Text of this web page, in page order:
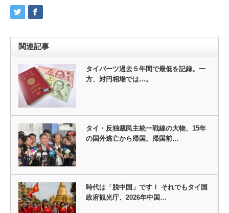
関連記事
タイバーツ過去５年間で最低を記録。一
方、対円相場では…。
タイ・反独裁民主統一戦線の大物、15年
の国外逃亡から帰国。帰国前…
時代は「脱中国」です！ それでもタイ国
政府観光庁、2026年中国…